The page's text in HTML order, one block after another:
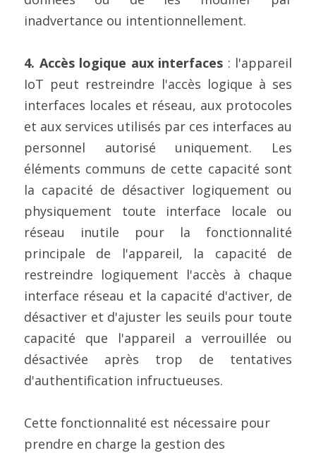
inadvertance ou intentionnellement.
4. Accès logique aux interfaces : l'appareil
IoT peut restreindre l'accès logique à ses
interfaces locales et réseau, aux protocoles
et aux services utilisés par ces interfaces au
personnel autorisé uniquement. Les
éléments communs de cette capacité sont
la capacité de désactiver logiquement ou
physiquement toute interface locale ou
réseau inutile pour la fonctionnalité
principale de l'appareil, la capacité de
restreindre logiquement l'accès à chaque
interface réseau et la capacité d'activer, de
désactiver et d'ajuster les seuils pour toute
capacité que l'appareil a verrouillée ou
désactivée après trop de tentatives
d'authentification infructueuses.
Cette fonctionnalité est nécessaire pour
prendre en charge la gestion des